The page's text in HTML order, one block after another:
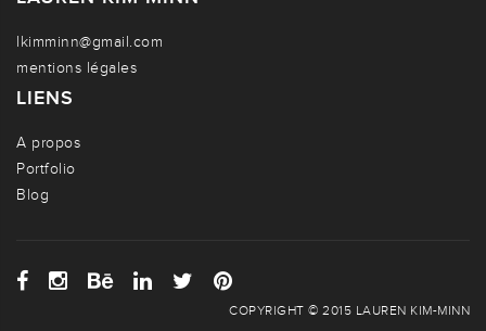
lkimminn@gmail.com
mentions légales
LIENS
A propos
Portfolio
Blog
COPYRIGHT © 2015 LAUREN KIM-MINN